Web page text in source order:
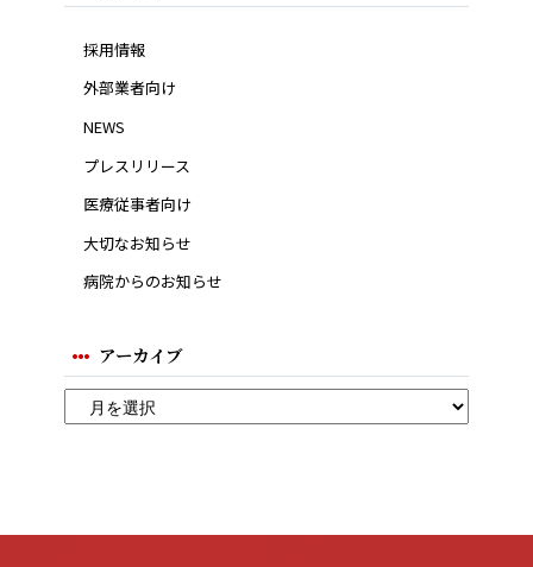
採用情報
外部業者向け
NEWS
プレスリリース
医療従事者向け
大切なお知らせ
病院からのお知らせ
アーカイブ